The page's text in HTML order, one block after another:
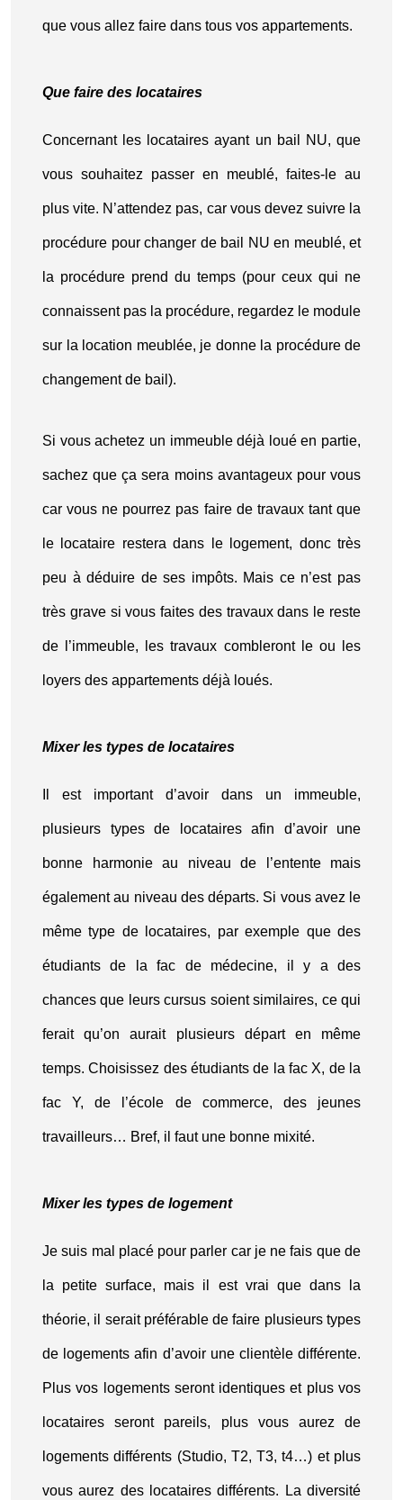
que vous allez faire dans tous vos appartements.
Que faire des locataires
Concernant les locataires ayant un bail NU, que
vous souhaitez passer en meublé, faites-le au
plus vite. N’attendez pas, car vous devez suivre la
procédure pour changer de bail NU en meublé, et
la procédure prend du temps (pour ceux qui ne
connaissent pas la procédure, regardez le module
sur la location meublée, je donne la procédure de
changement de bail).
Si vous achetez un immeuble déjà loué en partie,
sachez que ça sera moins avantageux pour vous
car vous ne pourrez pas faire de travaux tant que
le locataire restera dans le logement, donc très
peu à déduire de ses impôts. Mais ce n’est pas
très grave si vous faites des travaux dans le reste
de l’immeuble, les travaux combleront le ou les
loyers des appartements déjà loués.
Mixer les types de locataires
Il est important d’avoir dans un immeuble,
plusieurs types de locataires afin d’avoir une
bonne harmonie au niveau de l’entente mais
également au niveau des départs. Si vous avez le
même type de locataires, par exemple que des
étudiants de la fac de médecine, il y a des
chances que leurs cursus soient similaires, ce qui
ferait qu’on aurait plusieurs départ en même
temps. Choisissez des étudiants de la fac X, de la
fac Y, de l’école de commerce, des jeunes
travailleurs… Bref, il faut une bonne mixité.
Mixer les types de logement
Je suis mal placé pour parler car je ne fais que de
la petite surface, mais il est vrai que dans la
théorie, il serait préférable de faire plusieurs types
de logements afin d’avoir une clientèle différente.
Plus vos logements seront identiques et plus vos
locataires seront pareils, plus vous aurez de
logements différents (Studio, T2, T3, t4…) et plus
vous aurez des locataires différents. La diversité